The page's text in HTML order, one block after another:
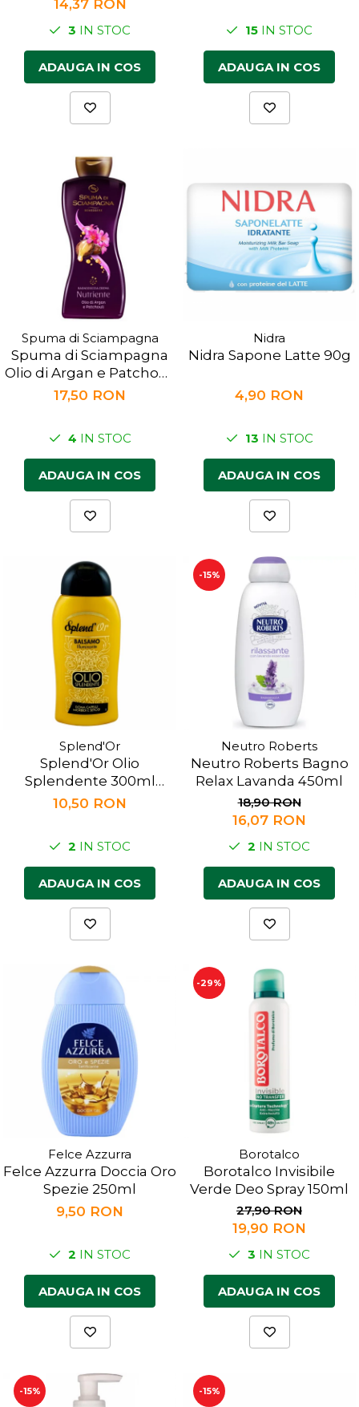
14,37 RON
3 IN STOC
ADAUGA IN COS
15 IN STOC
ADAUGA IN COS
Spuma di Sciampagna
Spuma di Sciampagna
Olio di Argan e Patchouli
650ml
17,50 RON
4 IN STOC
ADAUGA IN COS
Nidra
Nidra Sapone Latte 90g
4,90 RON
13 IN STOC
ADAUGA IN COS
Splend'Or
Splend'Or Olio
Splendente 300ml
balsam
10,50 RON
2 IN STOC
ADAUGA IN COS
-15%
Neutro Roberts
Neutro Roberts Bagno
Relax Lavanda 450ml
18,90 RON
16,07 RON
2 IN STOC
ADAUGA IN COS
Felce Azzurra
Felce Azzurra Doccia Oro
Spezie 250ml
9,50 RON
2 IN STOC
ADAUGA IN COS
-29%
Borotalco
Borotalco Invisibile
Verde Deo Spray 150ml
27,90 RON
19,90 RON
3 IN STOC
ADAUGA IN COS
-15% -15%